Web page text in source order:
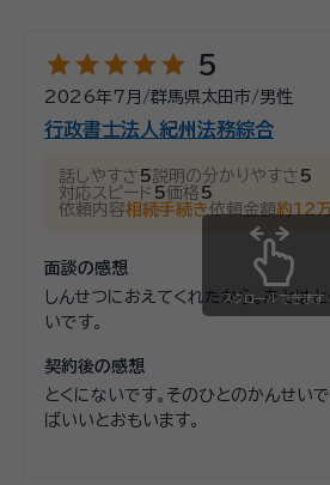
starstarstarstarstar 5
2026年7月 /群馬県太田市/男性
行政書士法人紀州法務綜合
話しやすさ 5説明の分かりやすさ 5
対応スピード 5価格 5
依頼内容相続手続き依頼金額約12
面談の感想
しんせつにおえてくれたから。あとはと
いです。
契約後の感想
とくにないです。そのひとのかんせい
ばいいとおもいます。
スクロールできます